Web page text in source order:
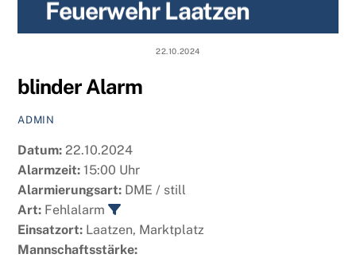
Feuerwehr Laatzen
22.10.2024
blinder Alarm
ADMIN
Datum: 22.10.2024
Alarmzeit: 15:00 Uhr
Alarmierungsart: DME / still
Art: Fehlalarm
Einsatzort: Laatzen, Marktplatz
Mannschaftsstärke: